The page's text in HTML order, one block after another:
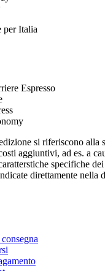
per Italia
si riferiscono alla
aggiuntivi, ad es. a
specifiche
direttamente nella